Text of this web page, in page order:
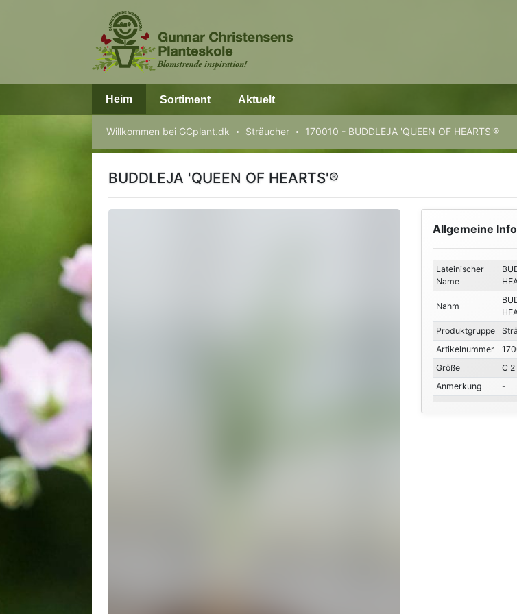
Heim Sortiment Aktuelt
Willkommen bei GCplant.dk Sträucher 170010 - BUDDLEJA 'QUEEN OF HEARTS'®
BUDDLEJA 'QUEEN OF HEARTS'®
Allgemeine
Lateinischer
Name
Nahm
Produktgruppe
Artikelnummer
Größe
C 2
Anmerkung
-